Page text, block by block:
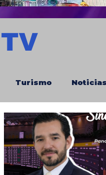
Turismo Noticias
Tecnología